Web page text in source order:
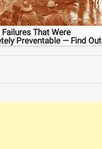
That Were
Preventable — Find Out